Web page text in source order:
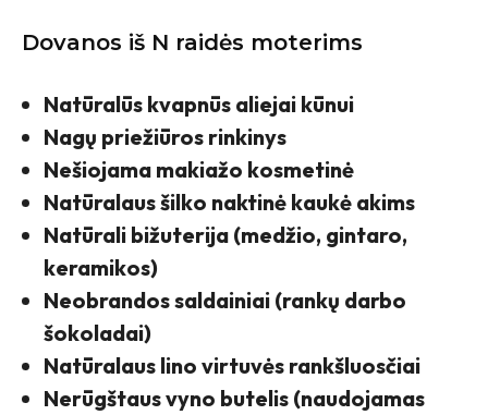
Dovanos iš N raidės moterims
Natūralūs kvapnūs aliejai kūnui
Nagų priežiūros rinkinys
Nešiojama makiažo kosmetinė
Natūralaus šilko naktinė kaukė akims
Natūrali bižuterija (medžio, gintaro,
keramikos)
Neobrandos saldainiai (rankų darbo
šokoladai)
Natūralaus lino virtuvės rankšluosčiai
Nerūgštaus vyno butelis (naudojamas